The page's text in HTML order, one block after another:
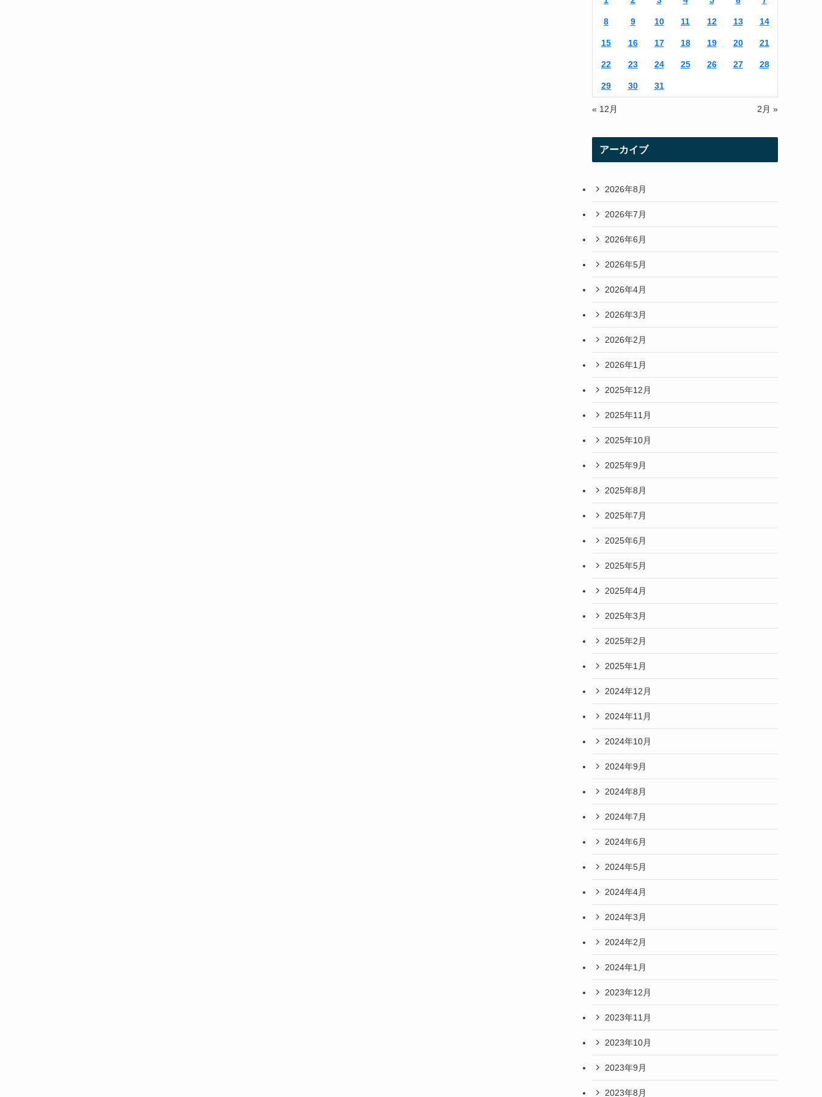
8 9 10 11 12 13 14
15 16 17 18 19 20 21
22 23 24 25 26 27 28
29 30 31
« 12月 2月 »
アーカイブ
2026年8月
2026年7月
2026年6月
2026年5月
2026年4月
2026年3月
2026年2月
2026年1月
2025年12月
2025年11月
2025年10月
2025年9月
2025年8月
2025年7月
2025年6月
2025年5月
2025年4月
2025年3月
2025年2月
2025年1月
2024年12月
2024年11月
2024年10月
2024年9月
2024年8月
2024年7月
2024年6月
2024年5月
2024年4月
2024年3月
2024年2月
2024年1月
2023年12月
2023年11月
2023年10月
2023年9月
2023年8月